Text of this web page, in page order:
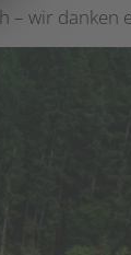
– wir danken